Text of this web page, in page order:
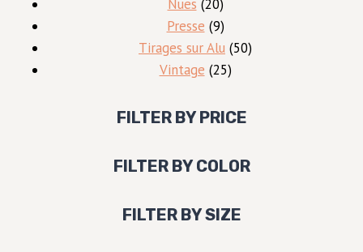
Nues 20
produits
Presse 99
produits
Tirages sur Alu 5050
Vintage 2525
FILTER BY PRICE
FILTER BY COLOR
FILTER BY SIZE